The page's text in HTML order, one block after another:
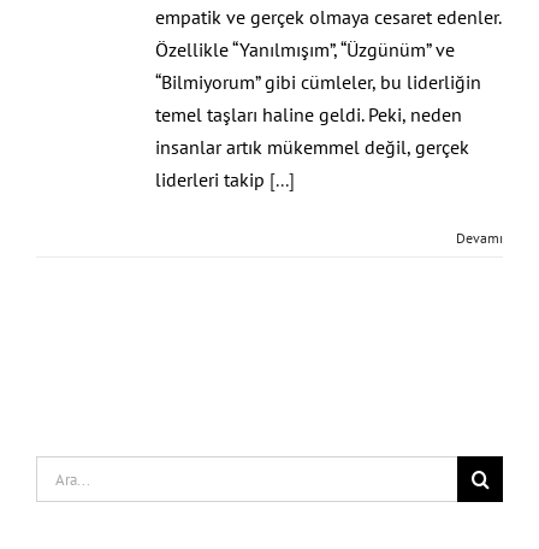
empatik ve gerçek olmaya cesaret edenler.
Özellikle “Yanılmışım”, “Üzgünüm” ve
“Bilmiyorum” gibi cümleler, bu liderliğin
temel taşları haline geldi. Peki, neden
insanlar artık mükemmel değil, gerçek
liderleri takip [...]
Devamı
Search
for: